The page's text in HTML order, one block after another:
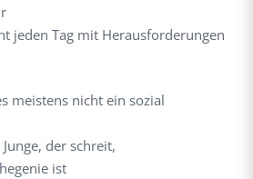
jeden Tag mit Herausforderungen
meistens nicht ein sozial
der schreit,
ist